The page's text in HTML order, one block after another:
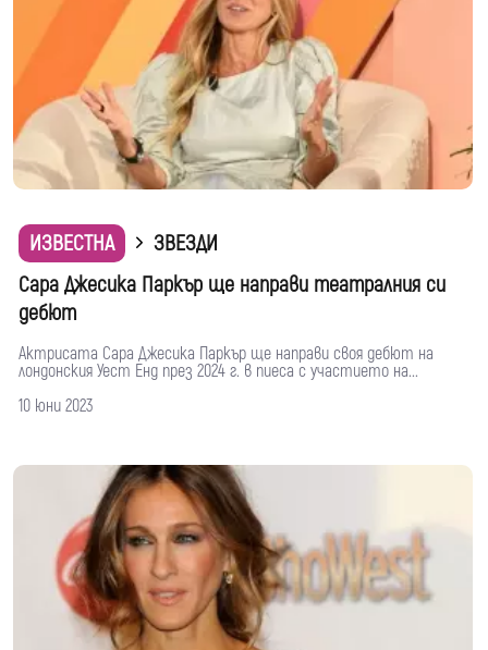
ИЗВЕСТНА
ЗВЕЗДИ
Сара Джесика Паркър ще направи театралния си
дебют
Актрисата Сара Джесика Паркър ще направи своя дебют на
лондонския Уест Енд през 2024 г. в пиеса с участието на...
10 юни 2023